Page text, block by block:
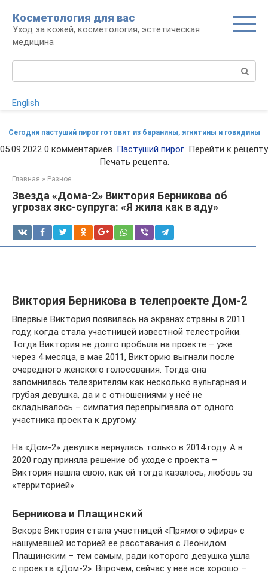
контенту
Косметология для вас
Уход за кожей, косметология, эстетическая
медицина
English
Сегодня пастуший пирог готовят из баранины, ягнятины и говядины
05.09.2022 0 комментариев. Пастуший пирог. Перейти к рецепту
Печать рецепта.
Главная » Разное
Звезда «Дома-2» Виктория Берникова об
угрозах экс-супруга: «Я жила как в аду»
Виктория Берникова в телепроекте Дом-2
Впервые Виктория появилась на экранах страны в 2011
году, когда стала участницей известной телестройки.
Тогда Виктория не долго пробыла на проекте – уже
через 4 месяца, в мае 2011, Викторию выгнали после
очередного женского голосования. Тогда она
запомнилась телезрителям как несколько вульгарная и
грубая девушка, да и с отношениями у неё не
складывалось – симпатия перепрыгивала от одного
участника проекта к другому.
На «Дом-2» девушка вернулась только в 2014 году. А в
2020 году приняла решение об уходе с проекта –
Виктория нашла свою, как ей тогда казалось, любовь за
«территорией».
Берникова и Плащинский
Вскоре Виктория стала участницей «Прямого эфира» с
нашумевшей историей ее расставания с Леонидом
Плащинским – тем самым, ради которого девушка ушла
с проекта «Дом-2». Впрочем, сейчас у неё все хорошо –